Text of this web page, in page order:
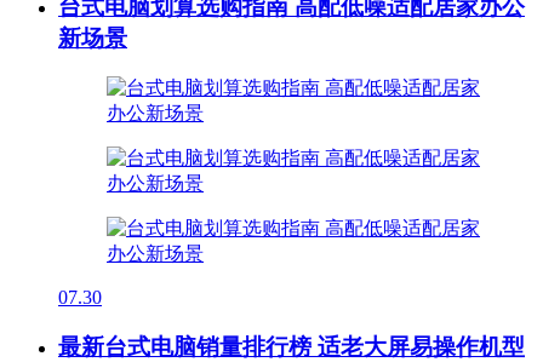
台式电脑划算选购指南 高配低噪适配居家办公
新场景
07.30
最新台式电脑销量排行榜 适老大屏易操作机型